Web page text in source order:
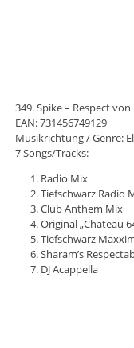
349. Spike – Respect von
EAN: 731456749129
Musikrichtung / Genre:
7 Songs/Tracks:
Radio Mix
Tiefschwarz Radio
Club Anthem Mix
Original „Chateau
Tiefschwarz
Sharam’s
DJ Acappella